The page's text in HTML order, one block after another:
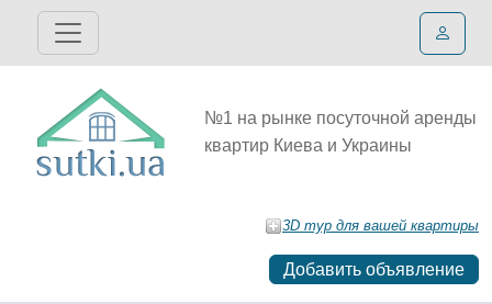
№1 на рынке посуточной аренды
квартир Киева и Украины
3D тур для вашей квартиры
Добавить объявление